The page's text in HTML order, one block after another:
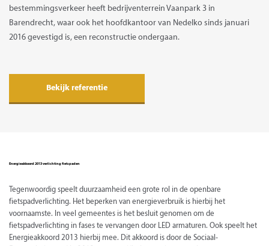
bestemmingsverkeer heeft bedrijventerrein Vaanpark 3 in
Barendrecht, waar ook het hoofdkantoor van Nedelko sinds januari
2016 gevestigd is, een reconstructie ondergaan.
Bekijk referentie
Energieakkoord 2013 verlichting fietspaden
Tegenwoordig speelt duurzaamheid een grote rol in de openbare
fietspadverlichting. Het beperken van energieverbruik is hierbij het
voornaamste. In veel gemeentes is het besluit genomen om de
fietspadverlichting in fases te vervangen door LED armaturen. Ook speelt het
Energieakkoord 2013 hierbij mee. Dit akkoord is door de Sociaal-